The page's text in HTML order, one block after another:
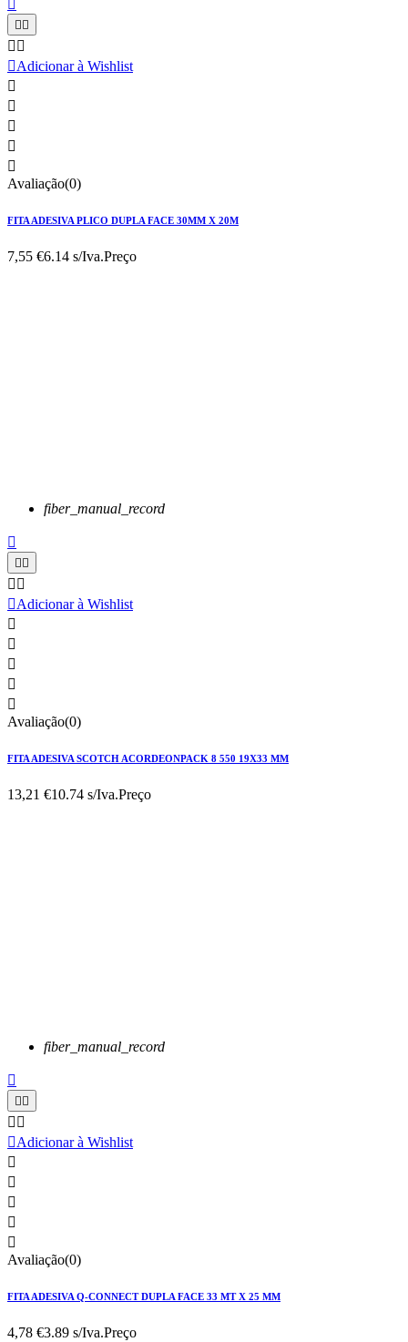

 
 
Adicionar à Wishlist





Avaliação(0)
FITA ADESIVA PLICO DUPLA FACE 30MM X 20M
7,55 €6.14 s/Iva.Preço
fiber_manual_record

 
 
Adicionar à Wishlist





Avaliação(0)
FITA ADESIVA SCOTCH ACORDEONPACK 8 550 19X33 MM
13,21 €10.74 s/Iva.Preço
fiber_manual_record

 
 
Adicionar à Wishlist





Avaliação(0)
FITA ADESIVA Q-CONNECT DUPLA FACE 33 MT X 25 MM
4,78 €3.89 s/Iva.Preço